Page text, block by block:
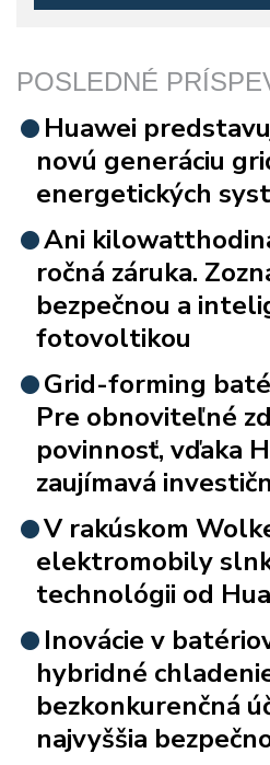
POSLEDNÉ
Huawei
novú generáciu
energetických
Ani
ročná záruka.
bezpečnou a
fotovoltikou
Grid-forming
Pre obnoviteľné
povinnosť, vďaka
zaujímavá
V rakúskom
elektromobily
technológii od
Inovácie v
hybridné
bezkonkurenčná
najvyššia